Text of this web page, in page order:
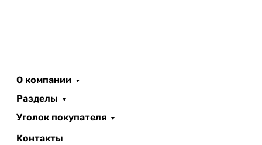
О компании
Разделы
Уголок покупателя
Контакты